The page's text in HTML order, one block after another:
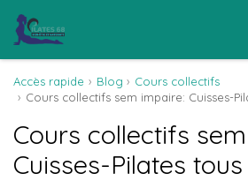
Accès rapide Blog
Cours collectifs
Cours collectifs sem impaire: Cuisses-
Cours collectifs
Cuisses-Pilates